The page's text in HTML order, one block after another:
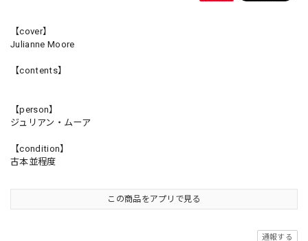
【cover】
Julianne Moore
【contents】
【person】
ジュリアン・ムーア
【condition】
古本並程度
この商品をアプリで見る
通報する